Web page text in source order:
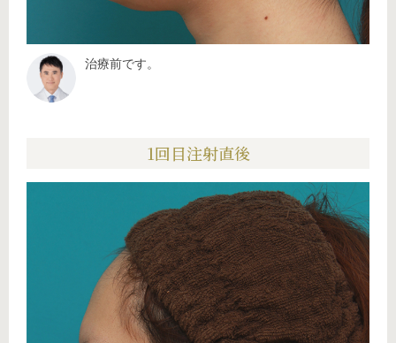
治療前です。
1回目注射直後